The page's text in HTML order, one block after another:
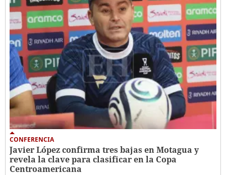
CONFERENCIA
Javier López confirma tres bajas en Motagua y
revela la clave para clasificar en la Copa
Centroamericana